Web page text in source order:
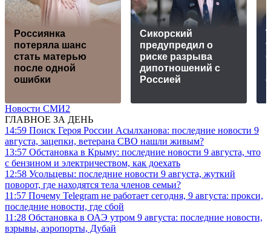
Россиянка
потеряла шанс
стать матерью
после одной
ошибки
Сикорский
предупредил о
риске разрыва
дипотношений с
Россией
Новости СМИ2
ГЛАВНОЕ ЗА ДЕНЬ
14:59 Поиск Героя России Асылханова: последние новости 9
августа, зацепки, ветерана СВО нашли живым?
13:57 Обстановка в Крыму: последние новости 9 августа, что
с бензином и электричеством, как доехать
12:58 Усольцевы: последние новости 9 августа, жуткий
поворот, где находятся тела членов семьи?
11:57 Почему Telegram не работает сегодня, 9 августа: прокси,
последние новости, где сбой
11:28 Обстановка в ОАЭ утром 9 августа: последние новости,
взрывы, аэропорты, Дубай